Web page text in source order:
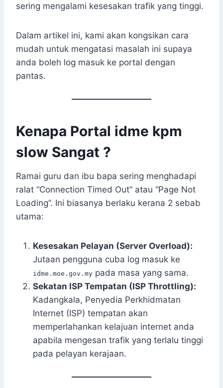
sering mengalami kesesakan trafik yang tinggi.
Dalam artikel ini, kami akan kongsikan cara
mudah untuk mengatasi masalah ini supaya
anda boleh log masuk ke portal dengan
pantas.
Kenapa Portal idme kpm
slow Sangat ?
Ramai guru dan ibu bapa sering menghadapi
ralat “Connection Timed Out” atau “Page Not
Loading”. Ini biasanya berlaku kerana 2 sebab
utama:
Kesesakan Pelayan (Server Overload):
Jutaan pengguna cuba log masuk ke
idme.moe.gov.my pada masa yang sama.
Sekatan ISP Tempatan (ISP Throttling):
Kadangkala, Penyedia Perkhidmatan
Internet (ISP) tempatan akan
memperlahankan kelajuan internet anda
apabila mengesan trafik yang terlalu tinggi
pada pelayan kerajaan.